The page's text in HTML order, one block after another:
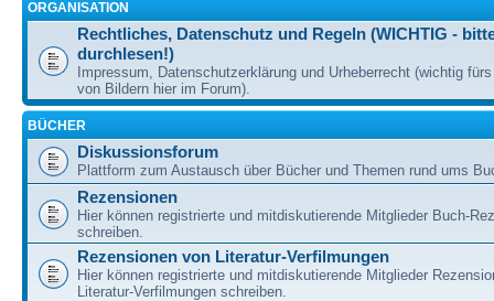
ORGANISATION
Rechtliches, Datenschutz und Regeln (WICHTIG -
durchlesen!)
Impressum, Datenschutzerklärung und Urheberrecht (wichtig
von Bildern hier im Forum).
BÜCHER
Diskussionsforum
Plattform zum Austausch über Bücher und Themen rund ums
Rezensionen
Hier können registrierte und mitdiskutierende Mitglieder Buch-
schreiben.
Rezensionen von Literatur-Verfilmungen
Hier können registrierte und mitdiskutierende Mitglieder
Literatur-Verfilmungen schreiben.